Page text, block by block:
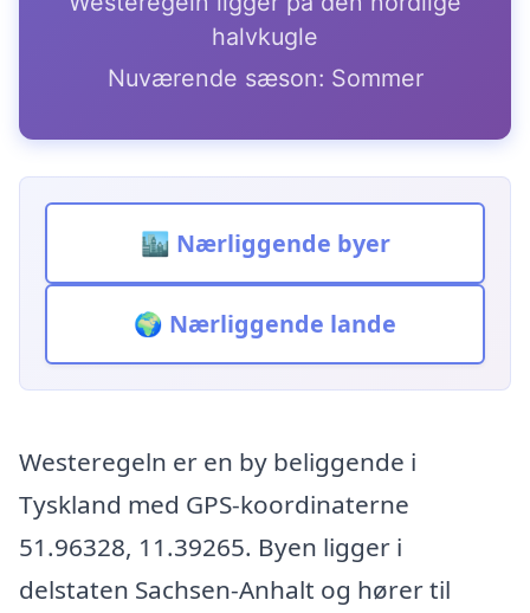
halvkugle
Nuværende sæson: Sommer
🏙️ Nærliggende byer
🌍 Nærliggende lande
Westeregeln er en by beliggende i
Tyskland med GPS-koordinaterne
51.96328, 11.39265. Byen ligger i
delstaten Sachsen-Anhalt og hører til